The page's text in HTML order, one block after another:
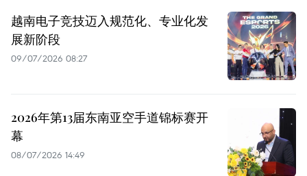
越南电子竞技迈入规范化、专业化发
展新阶段
09/07/2026 08:27
2026年第13届东南亚空手道锦标赛开
幕
08/07/2026 14:49